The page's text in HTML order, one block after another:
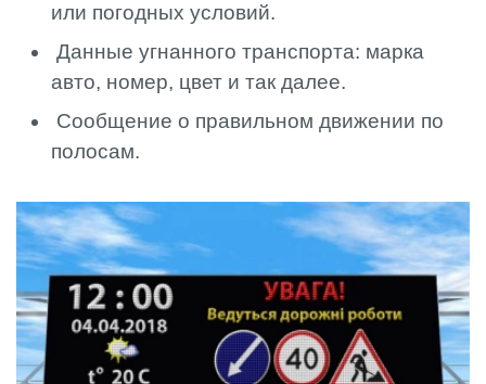
или погодных условий.
Данные угнанного транспорта: марка
авто, номер, цвет и так далее.
Сообщение о правильном движении по
полосам.